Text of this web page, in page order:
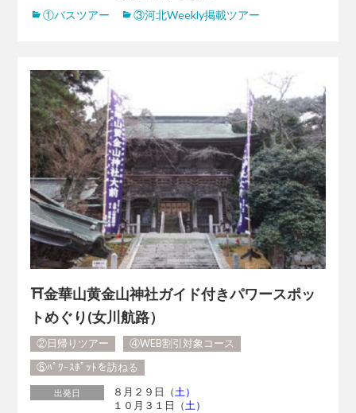
①バスツアー ③河北Weekly掲載ツアー
⛩金華山黄金山神社ガイド付きパワースポッ
トめぐり(女川航路）
②日帰りツアー
④WEB割引対象コース
⑥ﾊﾟﾜｰｽﾎﾟｯﾄを訪ねる
出発日 ８月２９日（土）
１０月３１日（土）